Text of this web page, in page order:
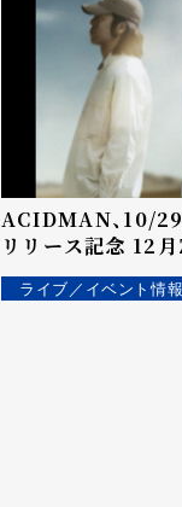
ACIDMAN、10/29
リリース記念 12
でACIDMANと共
動画投稿キャンペ
ライブ／イベント情報